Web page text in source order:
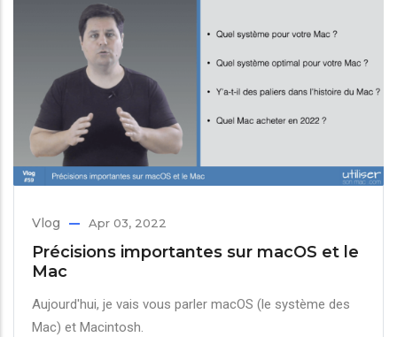
Vlog Apr 03, 2022
Précisions importantes sur macOS et le
Mac
Aujourd'hui, je vais vous parler macOS (le système des
Mac) et Macintosh.